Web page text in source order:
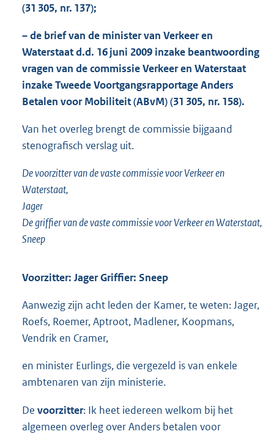
(31 305, nr. 137);
– de brief van de minister van Verkeer en
Waterstaat d.d. 16 juni 2009 inzake beantwoording
vragen van de commissie Verkeer en Waterstaat
inzake Tweede Voortgangsrapportage Anders
Betalen voor Mobiliteit (ABvM) (31 305, nr. 158).
Van het overleg brengt de commissie bijgaand
stenografisch verslag uit.
De voorzitter van de vaste commissie voor Verkeer en
Waterstaat,
Jager
De griffier van de vaste commissie voor Verkeer en Waterstaat,
Sneep
Voorzitter: Jager Griffier: Sneep
Aanwezig zijn acht leden der Kamer, te weten: Jager,
Roefs, Roemer, Aptroot, Madlener, Koopmans,
Vendrik en Cramer,
en minister Eurlings, die vergezeld is van enkele
ambtenaren van zijn ministerie.
De voorzitter: Ik heet iedereen welkom bij het
algemeen overleg over Anders betalen voor